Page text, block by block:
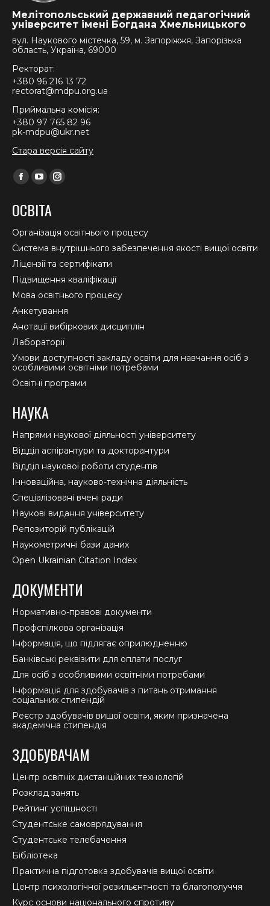
Мелітопольський державний педагогічний
університет імені Богдана Хмельницького
вул. Наукового містечка, 59, м. Запоріжжя, Запорізька
область, Україна, 69000
Ректорат:
+380 96 216 13 72
rectorat@mdpu.org.ua
Приймальна комісія:
+380 97 765 82 96
pk-mdpu@ukr.net
Стара версія сайту
Find us on:
Facebook
opens
in
new
window
YouTube
opens
in
new
window
Instagram
in
new
window
ОСВІТА
Організація освітнього процесу
Система внутрішнього забезпечення якості вищої освіти
Ліцензії та сертифікати
Підвищення кваліфікації
Мова освітнього процесу
Анкетування
Анотації вибіркових дисциплін
Лабораторії
Умови доступності закладу освіти для навчання осіб з
особливими освітніми потребами
Освітні програми
НАУКА
Напрями наукової діяльності університету
Відділ аспірантури та докторантури
Відділ наукової роботи студентів
Інноваційна, науково-технічна діяльність
Спеціалізовані вчені ради
Наукові видання університету
Репозиторій публікацій
Наукометричні бази даних
Open Ukrainian Citation Index
ДОКУМЕНТИ
Нормативно-правові документи
Профспілкова організація
Інформація, що підлягає оприлюдненню
Банківські реквізити для оплати послуг
Для осіб з особливими освітніми потребами
Інформація для здобувачів з питань отримання
соціальних стипендій
Реєстр здобувачів вищої освіти, яким призначена
академічна стипендія
ЗДОБУВАЧАМ
Центр освітніх дистанційних технологій
Розклад занять
Рейтинг успішності
Студентське самоврядування
Студентське телебачення
Бібліотека
Практична підготовка здобувачів вищої освіти
Центр психологічної резильєнтності та благополуччя
Курс основи національного спротиву